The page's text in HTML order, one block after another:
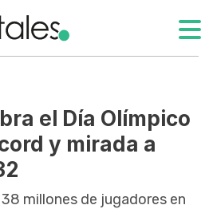
el Día Olímpico
y mirada a
38 millones de jugadores en